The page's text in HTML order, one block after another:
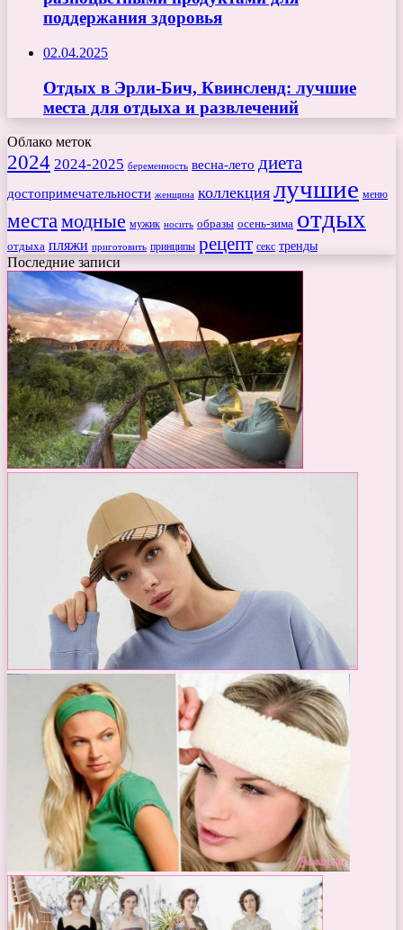
поддержания здоровья
02.04.2025
Отдых в Эрли-Бич, Квинсленд: лучшие
места для отдыха и развлечений
Облако меток
2024 2024-2025 беременность весна-лето диета
достопримечательности женщина коллекция лучшие меню
местамодные мужик носить образы осень-зима отдых
отдыха пляжи приготовить принципы рецепт секс тренды
Последние записи